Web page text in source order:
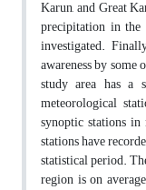
Karun, and Great
precipitation in the
investigated.
awareness by
study area has a
meteorological
synoptic stations in
stations have
statistical period.
region is on